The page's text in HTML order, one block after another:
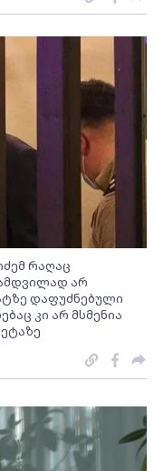
რაღაც
არ
დაფუძნებული
კი არ მსმენია